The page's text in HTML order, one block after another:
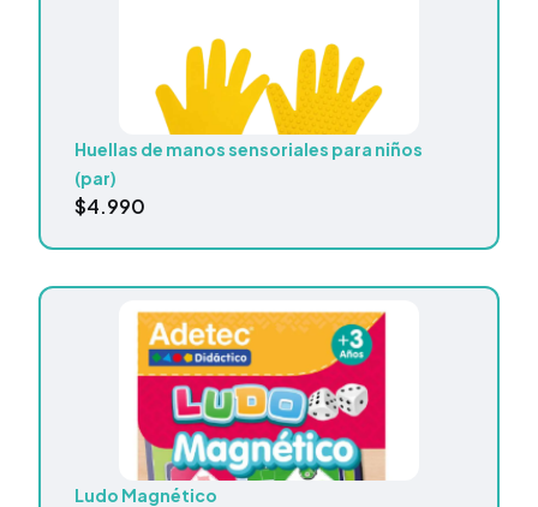
Huellas de manos sensoriales para niños
(par)
$4.990
Ludo Magnético